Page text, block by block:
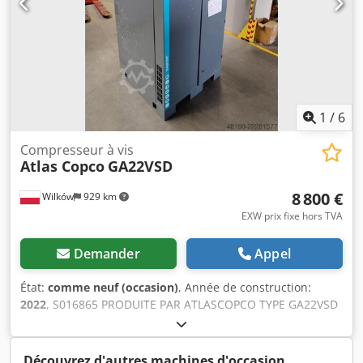
1 / 6
Wilków 929 km
Compresseur à vis
Atlas Copco GA22VSD
8 800 €
EXW prix fixe hors TVA
Demander Appel
État: comme neuf (occasion), Année de construction:
2022, S016865 PRODUITE PAR ATLASCOPCO TYPE GA22VSD
N° DE SÉRIE API469861 ANNÉE 2022 PUISSANCE (kW) 22
DÉBIT (m3/min) 4,9 PRESSION (bar) 10,5 HEURES
(FONCTIONNEMENT/TOTAL) 3184 Chjdpfx Amozi Unleyoa